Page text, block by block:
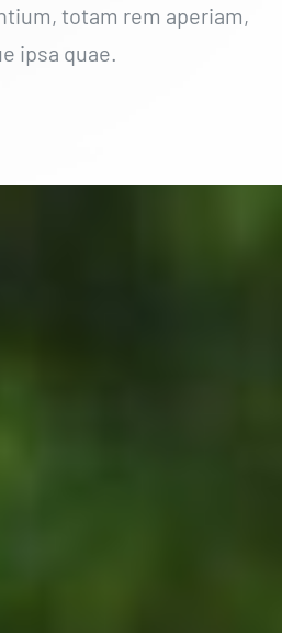
totam rem aperiam,
ipsa quae.